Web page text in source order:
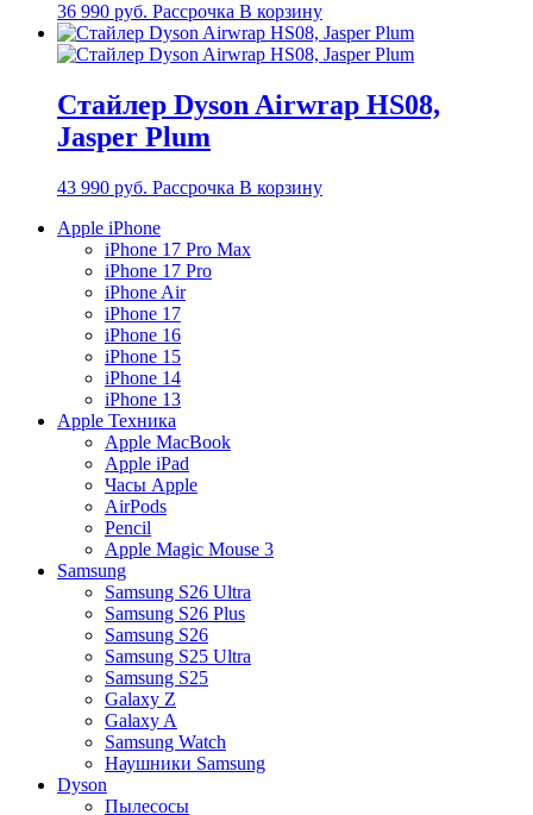
36 990 руб. Рассрочка В корзину
Стайлер Dyson Airwrap HS08,
Jasper Plum
43 990 руб. Рассрочка В корзину
Apple iPhone
iPhone 17 Pro Max
iPhone 17 Pro
iPhone Air
iPhone 17
iPhone 16
iPhone 15
iPhone 14
iPhone 13
Apple Техника
Apple MacBook
Apple iPad
Часы Apple
AirPods
Pencil
Apple Magic Mouse 3
Samsung
Samsung S26 Ultra
Samsung S26 Plus
Samsung S26
Samsung S25 Ultra
Samsung S25
Galaxy Z
Galaxy A
Samsung Watch
Наушники Samsung
Dyson
Пылесосы